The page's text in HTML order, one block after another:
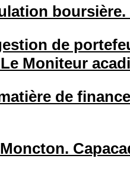
boursière.
de
Moniteur
de